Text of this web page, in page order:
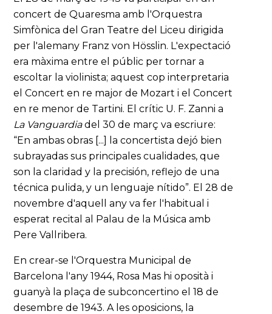
concert de Quaresma amb l'Orquestra
Simfònica del Gran Teatre del Liceu dirigida
per l'alemany Franz von Hösslin. L'expectació
era màxima entre el públic per tornar a
escoltar la violinista; aquest cop interpretaria
el Concert en re major de Mozart i el Concert
en re menor de Tartini. El crític U. F. Zanni a
La Vanguardiadel 30 de març va escriure:
“En ambas obras [...] la concertista dejó bien
subrayadas sus principales cualidades, que
son la claridad y la precisión, reflejo de una
técnica pulida, y un lenguaje nítido”. El 28 de
novembre d'aquell any va fer l'habitual i
esperat recital al Palau de la Música amb
Pere Vallribera.
En crear-se l'Orquestra Municipal de
Barcelona l'any 1944, Rosa Mas hi oposità i
guanyà la plaça de subconcertino el 18 de
desembre de 1943. A les oposicions, la